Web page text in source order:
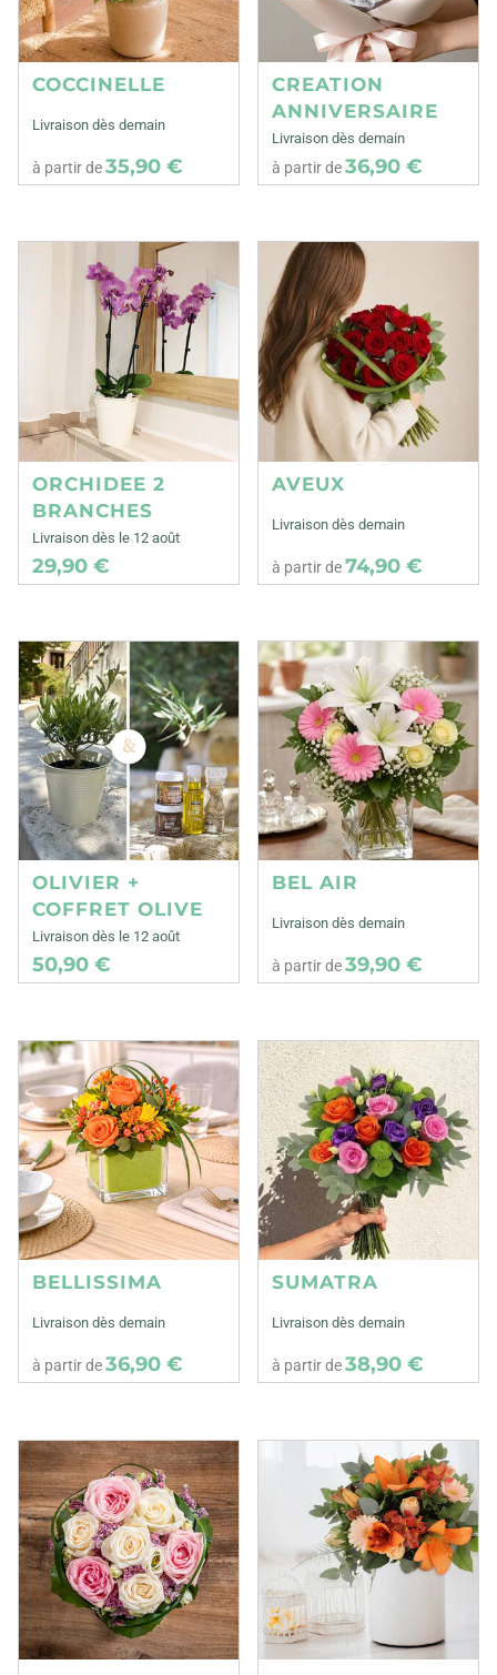
COCCINELLE
Livraison dès demain
à partir de35,90 €
CREATION
ANNIVERSAIRE
Livraison dès demain
à partir de36,90 €
ORCHIDEE 2
BRANCHES
Livraison dès le 12 août
29,90 €
AVEUX
Livraison dès demain
à partir de74,90 €
OLIVIER +
COFFRET OLIVE
Livraison dès le 12 août
50,90 €
BEL AIR
Livraison dès demain
à partir de39,90 €
BELLISSIMA
Livraison dès demain
à partir de36,90 €
SUMATRA
Livraison dès demain
à partir de38,90 €